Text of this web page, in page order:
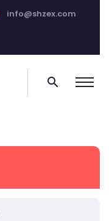
info@shzex.com
search